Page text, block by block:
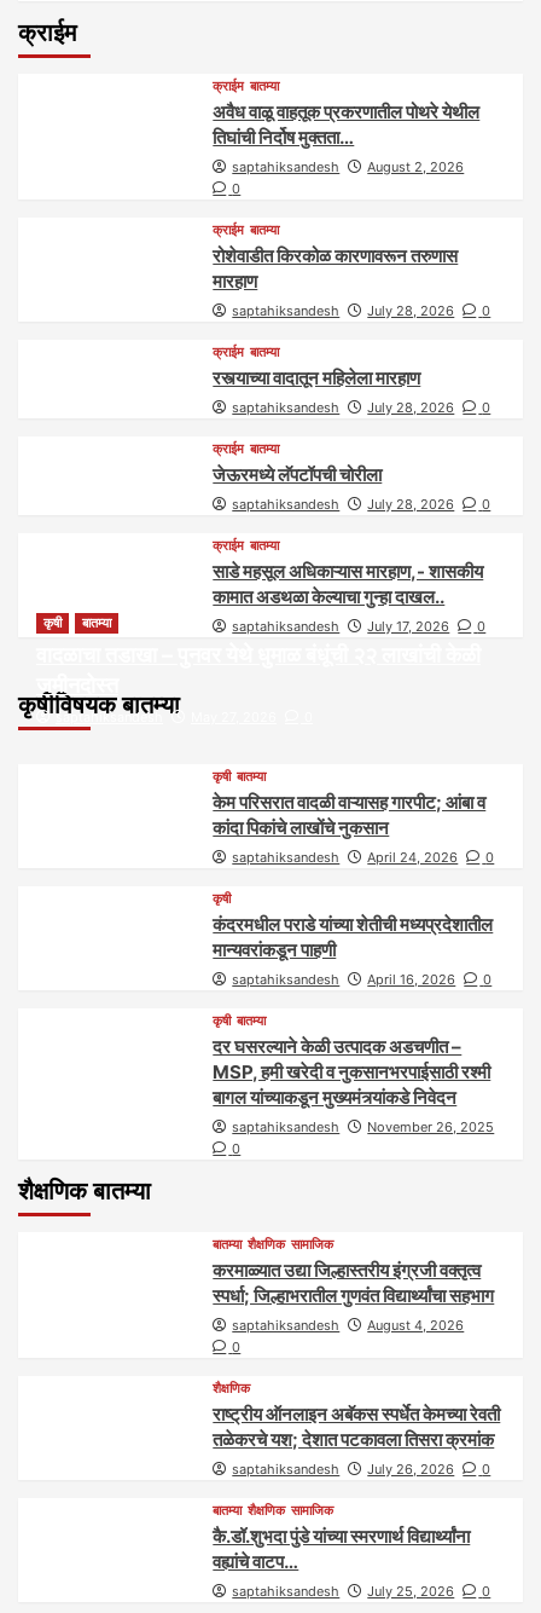
क्राईम
क्राईम बातम्या
अवैध वाळू वाहतूक प्रकरणातील पोथरे येथील
तिघांची निर्दोष मुक्तता…
saptahiksandesh
August 2, 2026
0
क्राईम बातम्या
रोशेवाडीत किरकोळ कारणावरून तरुणास
मारहाण
saptahiksandesh July 28, 2026 0
क्राईम बातम्या
रस्त्याच्या वादातून महिलेला मारहाण
saptahiksandesh July 28, 2026 0
क्राईम बातम्या
जेऊरमध्ये लॅपटॉपची चोरीला
saptahiksandesh July 28, 2026 0
क्राईम बातम्या
साडे महसूल अधिकाऱ्यास मारहाण,- शासकीय
कामात अडथळा केल्याचा गुन्हा दाखल..
saptahiksandesh July 17, 2026 0
कृषीविषयक बातम्या
कृषी बातम्या
saptahiksandesh
कृषी बातम्या
केम परिसरात वादळी वाऱ्यासह गारपीट; आंबा व
कांदा पिकांचे लाखोंचे नुकसान
saptahiksandesh April 24, 2026 0
कृषी
कंदरमधील पराडे यांच्या शेतीची मध्यप्रदेशातील
मान्यवरांकडून पाहणी
saptahiksandesh April 16, 2026 0
कृषी बातम्या
दर घसरल्याने केळी उत्पादक अडचणीत –
MSP, हमी खरेदी व नुकसानभरपाईसाठी रश्मी
बागल यांच्याकडून मुख्यमंत्र्यांकडे निवेदन
saptahiksandesh
November 26, 2025
0
शैक्षणिक बातम्या
बातम्या शैक्षणिक सामाजिक
करमाळ्यात उद्या जिल्हास्तरीय इंग्रजी वक्तृत्व
स्पर्धा; जिल्हाभरातील गुणवंत विद्यार्थ्यांचा सहभाग
saptahiksandesh
August 4, 2026
0
शैक्षणिक
राष्ट्रीय ऑनलाइन अबॅकस स्पर्धेत केमच्या रेवती
तळेकरचे यश; देशात पटकावला तिसरा क्रमांक
saptahiksandesh July 26, 2026 0
बातम्या शैक्षणिक सामाजिक
कै.डॉ.शुभदा पुंडे यांच्या स्मरणार्थ विद्यार्थ्यांना
वह्यांचे वाटप…
saptahiksandesh July 25, 2026 0